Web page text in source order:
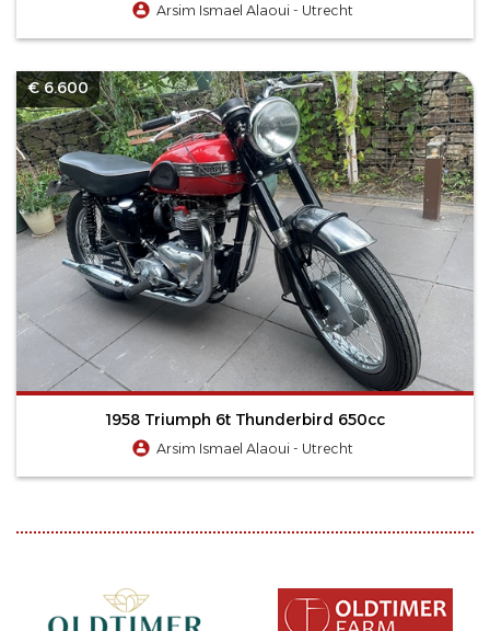
Arsim Ismael Alaoui - Utrecht
€ 6.600
1958 Triumph 6t Thunderbird 650cc
Arsim Ismael Alaoui - Utrecht